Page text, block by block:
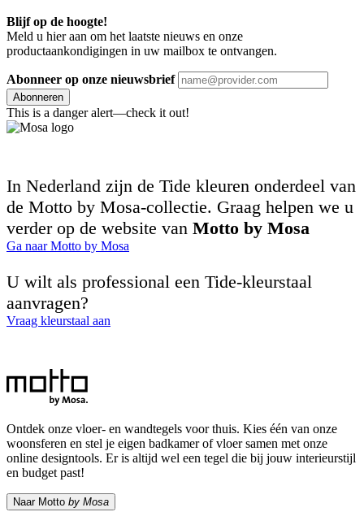
Blijf op de hoogte!
Meld u hier aan om het laatste nieuws en onze
productaankondigingen in uw mailbox te ontvangen.
Abonneer op onze nieuwsbrief
Abonneren
This is a danger alert—check it out!
In Nederland zijn de Tide kleuren onderdeel van
de Motto by Mosa-collectie. Graag helpen we u
verder op de website van Motto by Mosa
Ga naar Motto by Mosa
U wilt als professional een Tide-kleurstaal
aanvragen?
Vraag kleurstaal aan
Ontdek onze vloer- en wandtegels voor thuis. Kies één van onze
woonsferen en stel je eigen badkamer of vloer samen met onze
online designtools. Er is altijd wel een tegel die bij jouw interieurstijl
en budget past!
Naar Motto by Mosa